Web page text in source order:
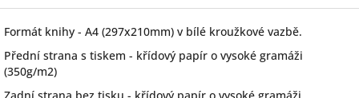
Formát knihy - A4 (297x210mm) v bílé kroužkové vazbě.
Přední strana s tiskem - křídový papír o vysoké gramáži
(350g/m2)